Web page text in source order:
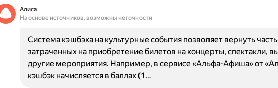
Алиса
На основе источников, возможны неточности
Система кэшбэка на культурные события позволяет вернуть
затраченных на приобретение билетов на концерты, спектакли,
другие мероприятия. Например, в сервисе «Альфа-Афиша» от
кэшбэк начисляется в баллах (1…